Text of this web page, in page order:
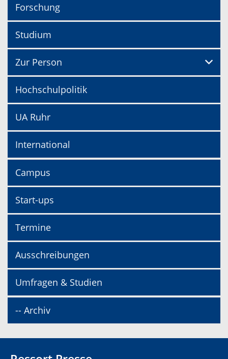
Forschung
Studium
Zur Person
Hochschulpolitik
UA Ruhr
International
Campus
Start-ups
Termine
Ausschreibungen
Umfragen & Studien
-- Archiv